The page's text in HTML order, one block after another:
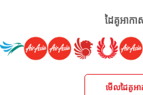
ដៃគូអាក
មើលដៃគូអ